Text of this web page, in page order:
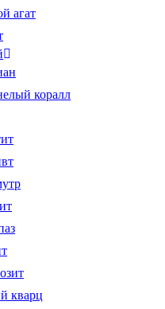
агат
коралл
кварц